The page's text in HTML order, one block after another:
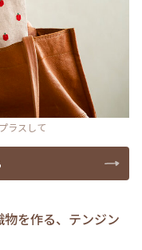
ラスして
を作る、テンジン